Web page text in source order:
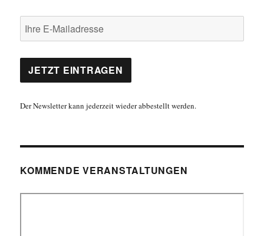
Der Newsletter kann jederzeit wieder abbestellt werden.
KOMMENDE VERANSTALTUNGEN